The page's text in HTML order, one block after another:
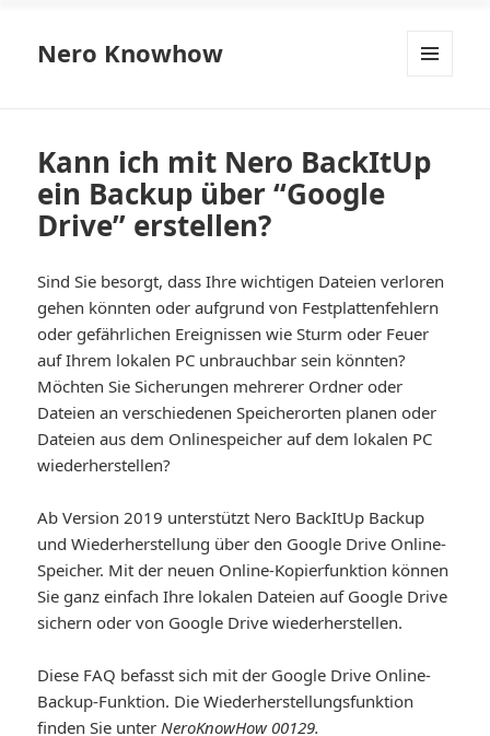
Nero Knowhow
Kann ich mit Nero BackItUp
ein Backup über “Google
Drive” erstellen?
Sind Sie besorgt, dass Ihre wichtigen Dateien verloren
gehen könnten oder aufgrund von Festplattenfehlern
oder gefährlichen Ereignissen wie Sturm oder Feuer
auf Ihrem lokalen PC unbrauchbar sein könnten?
Möchten Sie Sicherungen mehrerer Ordner oder
Dateien an verschiedenen Speicherorten planen oder
Dateien aus dem Onlinespeicher auf dem lokalen PC
wiederherstellen?
Ab Version 2019 unterstützt Nero BackItUp Backup
und Wiederherstellung über den Google Drive Online-
Speicher. Mit der neuen Online-Kopierfunktion können
Sie ganz einfach Ihre lokalen Dateien auf Google Drive
sichern oder von Google Drive wiederherstellen.
Diese FAQ befasst sich mit der Google Drive Online-
Backup-Funktion. Die Wiederherstellungsfunktion
finden Sie unterNeroKnowHow 00129.